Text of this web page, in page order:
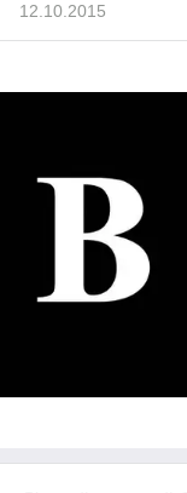
12.10.2015